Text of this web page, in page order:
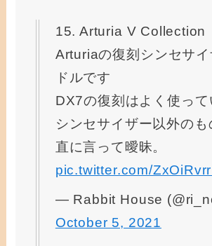
15. Arturia V Collection
Arturiaの復刻シンセサイ
ドルです
DX7の復刻はよく使って
シンセサイザー以外のも
直に言って曖昧。
pic.twitter.com/
— Rabbit House
October 5, 2021